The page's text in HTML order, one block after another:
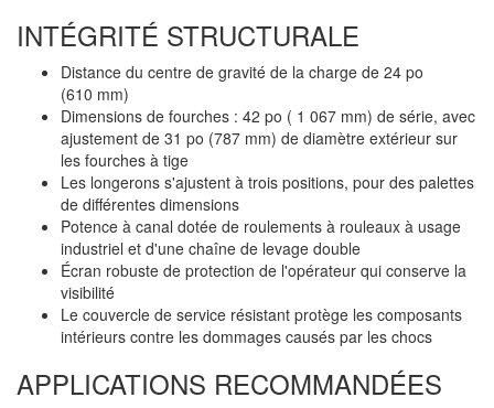
INTÉGRITÉ STRUCTURALE
Distance du centre de gravité de la charge de 24 po
(610 mm)
Dimensions de fourches : 42 po ( 1 067 mm) de série, avec
ajustement de 31 po (787 mm) de diamètre extérieur sur
les fourches à tige
Les longerons s'ajustent à trois positions, pour des palettes
de différentes dimensions
Potence à canal dotée de roulements à rouleaux à usage
industriel et d'une chaîne de levage double
Écran robuste de protection de l'opérateur qui conserve la
visibilité
Le couvercle de service résistant protège les composants
intérieurs contre les dommages causés par les chocs
APPLICATIONS RECOMMANDÉES